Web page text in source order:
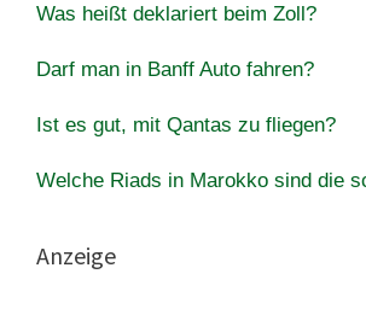
Was heißt deklariert beim Zoll?
Darf man in Banff Auto fahren?
Ist es gut, mit Qantas zu fliegen?
Welche Riads in Marokko sind die
Anzeige